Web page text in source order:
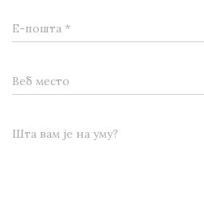
Е-пошта *
Веб место
Шта вам је на уму?